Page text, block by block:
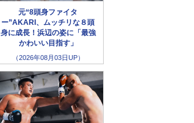
元“8頭身ファイタ
ー”AKARI、ムッチリな８頭
身に成長！浜辺の姿に「最強
かわいい目指す」
（2026年08月03日UP）